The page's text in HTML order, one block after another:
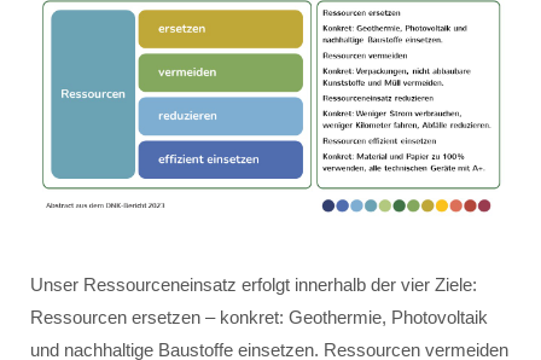
Unser Ressourceneinsatz erfolgt innerhalb der vier Ziele:
Ressourcen ersetzen – konkret: Geothermie, Photovoltaik
und nachhaltige Baustoffe einsetzen. Ressourcen vermeiden